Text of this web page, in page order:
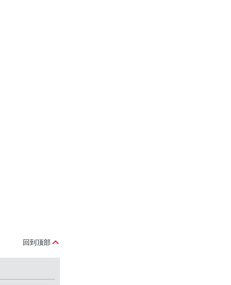
回到顶部